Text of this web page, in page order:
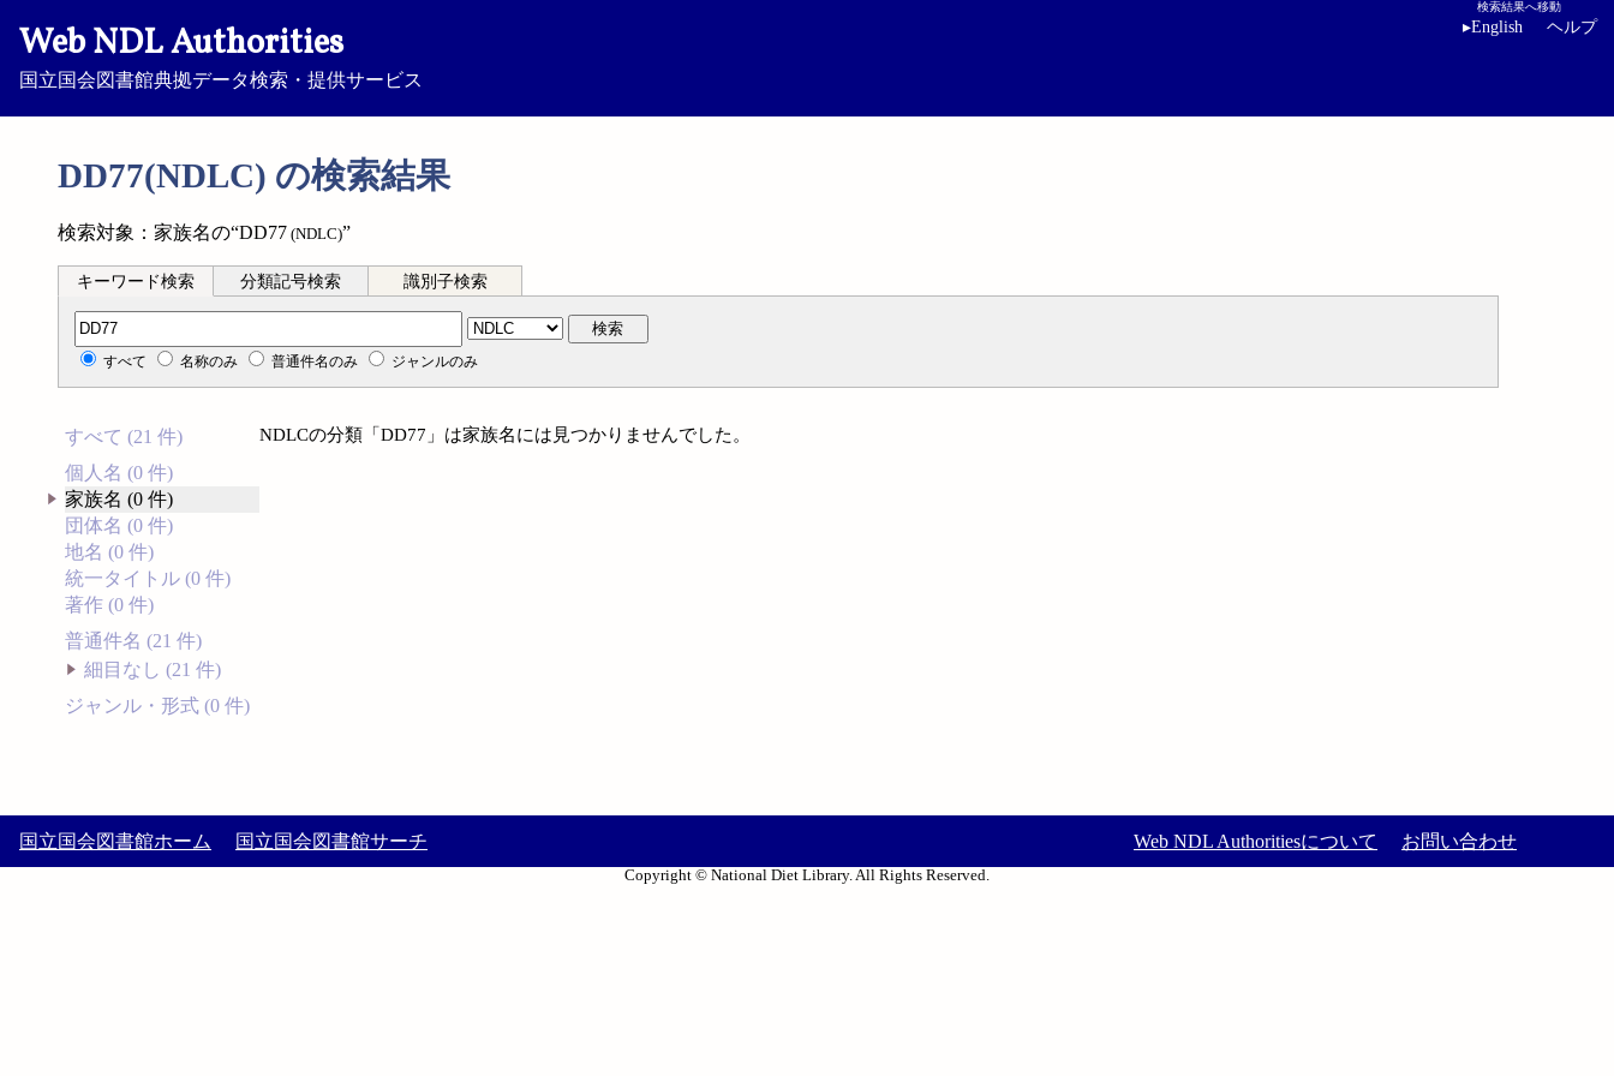
Web NDL Authorities
国立国会図書館典拠データ検索・提供サービス
検索結果へ移動
▸English ヘルプ
DD77(NDLC) の検索結果
検索対象：家族名の“DD77 (NDLC)”
キーワード検索 分類記号検索 識別子検索
分類記号検索 検索
すべて 名称のみ 普通件名のみ ジャンルのみ
すべて (21 件)
個人名 (0 件)
家族名 (0 件)
団体名 (0 件)
地名 (0 件)
統一タイトル (0 件)
著作 (0 件)
普通件名 (21 件)
細目なし (21 件)
ジャンル・形式 (0 件)
NDLCの分類「DD77」は家族名には見つかりませんでした。
国立国会図書館ホーム 国立国会図書館サーチ Web NDL Authoritiesについて お問い合わせ
Copyright © National Diet Library. All Rights Reserved.